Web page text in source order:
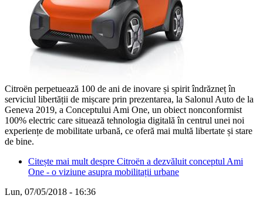
Citroën perpetuează 100 de ani de inovare și spirit îndrăzneț în
serviciul libertății de mișcare prin prezentarea, la Salonul Auto de la
Geneva 2019, a Conceptului Ami One, un obiect nonconformist
100% electric care situează tehnologia digitală în centrul unei noi
experiențe de mobilitate urbană, ce oferă mai multă libertate și stare
de bine.
Citește mai mult despre Citroën a dezvăluit conceptul Ami
One - o viziune asupra mobilitații urbane
Lun, 07/05/2018 - 16:36